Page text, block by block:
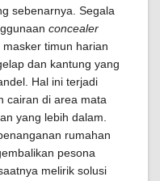
sebenarnya. Segala
concealer
timun harian
dan kantung yang
Hal ini terjadi
cairan di area mata
yang lebih dalam.
rumahan
pesona
melirik solusi